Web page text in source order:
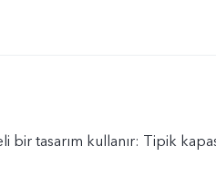
bir tasarım kullanır: Tipik